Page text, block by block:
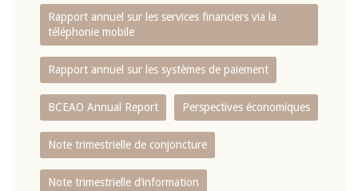
Rapport annuel sur les services financiers via la
téléphonie mobile
Rapport annuel sur les systèmes de paiement
BCEAO Annual Report Perspectives économiques
Note trimestrielle de conjoncture
Note trimestrielle d‘information